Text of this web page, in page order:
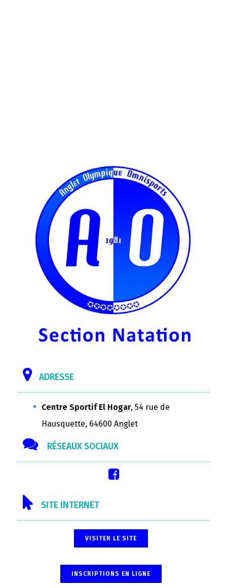
ADRESSE
Centre Sportif El Hogar, 54 rue de
Hausquette, 64600 Anglet
RÉSEAUX SOCIAUX
SITE INTERNET
VISITER LE SITE
INSCRIPTIONS EN LIGNE